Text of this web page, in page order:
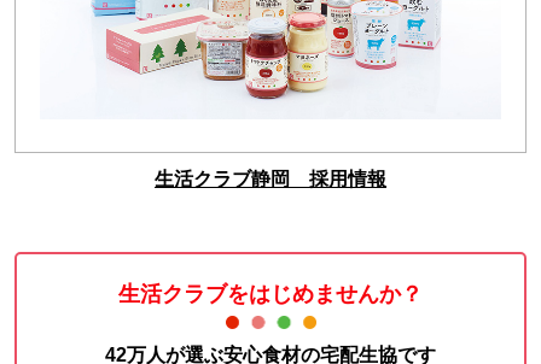
生活クラブ静岡 採用情報
生活クラブをはじめませんか？
42万人が選ぶ安心食材の宅配生協です